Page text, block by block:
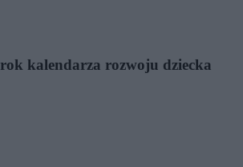
rok kalendarza rozwoju dziecka